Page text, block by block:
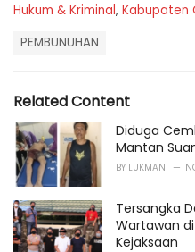
C
r
e
s
Hukum & Kriminal, Kabupaten
:
PEMBUNUHAN
Related Content
Diduga
Mantan
BY LUKMAN
Tersangka
Wartawan
Kejaksaan